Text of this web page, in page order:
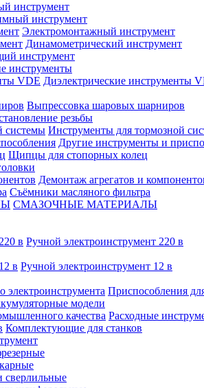
инструмент
инструмент
Электромонтажный инструмент
Динамометрический инструмент
инструмент
инструменты
Диэлектрические инструменты
Выпрессовка шаровых шарниров
резьбы
Инструменты для тормозной
Другие инструменты и
Щипцы для стопорных колец
Демонтаж агрегатов и
Съёмники масляного фильтра
СМАЗОЧНЫЕ МАТЕРИАЛЫ
Ручной электроинструмент 220 в
Ручной электроинструмент 12 в
Приспособления
модели
Расходные
Комплектующие для станков
сверлильные